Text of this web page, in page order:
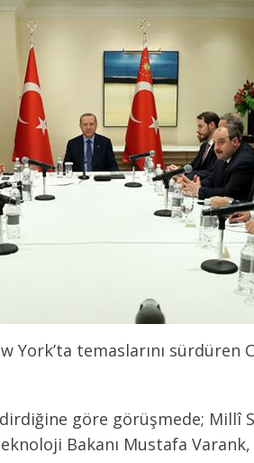
temaslarını sürdüren
göre görüşmede; Millî
Bakanı Mustafa